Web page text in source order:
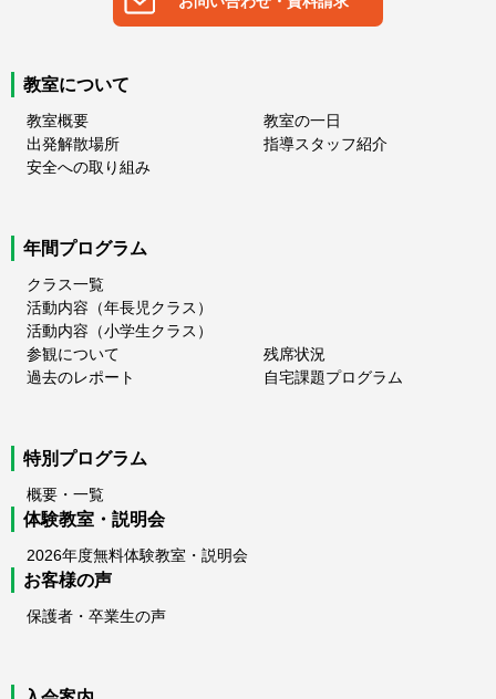
教室について
教室概要
教室の一日
出発解散場所
指導スタッフ紹介
安全への取り組み
年間プログラム
クラス一覧
活動内容（年長児クラス）
活動内容（小学生クラス）
参観について
残席状況
過去のレポート
自宅課題プログラム
特別プログラム
概要・一覧
体験教室・説明会
2026年度無料体験教室・説明会
お客様の声
保護者・卒業生の声